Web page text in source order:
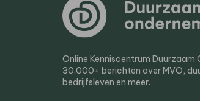
Online Kenniscentrum Duurzaam
30.000+ berichten over MVO,
bedrijfsleven en meer.